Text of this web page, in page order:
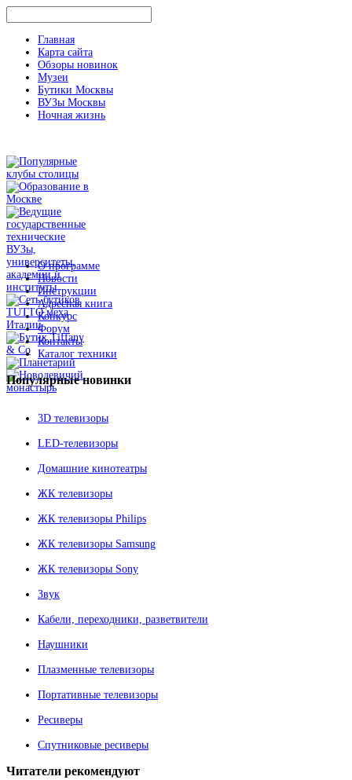
Главная
Карта сайта
Обзоры новинок
Музеи
Бутики Москвы
ВУЗы Москвы
Ночная жизнь
О программе
Новости
Инструкции
Адресная книга
Конкурс
Форум
Контакты
Каталог техники
Популярныеновинки
3D телевизоры
LED-телевизоры
Домашние кинотеатры
ЖК телевизоры
ЖК телевизоры Philips
ЖК телевизоры Samsung
ЖК телевизоры Sony
Звук
Кабели, переходники, разветвители
Наушники
Плазменные телевизоры
Портативные телевизоры
Ресиверы
Спутниковые ресиверы
Читатели рекомендуют